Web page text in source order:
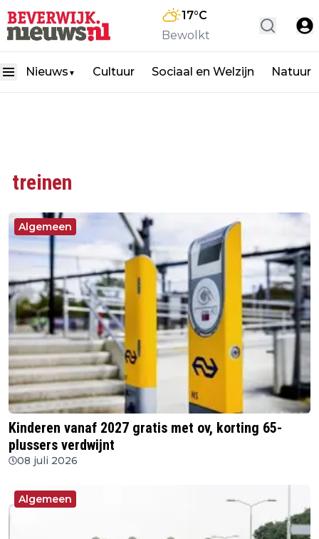
17°C
Bewolkt
Nieuws ▼ Cultuur Sociaal en Welzijn Natuur
treinen
Algemeen
Kinderen vanaf 2027 gratis met ov, korting 65-
plussers verdwijnt
08 juli 2026
Algemeen